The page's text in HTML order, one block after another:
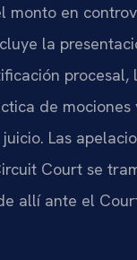
monto en
la
procesal,
de mociones
Las
Court se
allí ante el